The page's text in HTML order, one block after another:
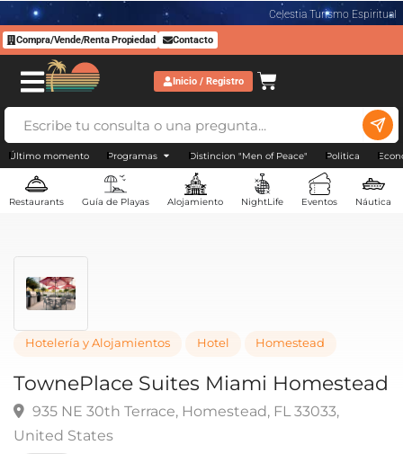
Celestia Turismo Espiritual
Compra/Vende/Renta Propiedad Contacto
Inicio / Registro
Último momento Programas Distincion "Men of Peace" Politica
Restaurants Guía de Playas Alojamiento NightLife Eventos Náutica
Hotelería y Alojamientos Hotel Homestead
TownePlace Suites Miami